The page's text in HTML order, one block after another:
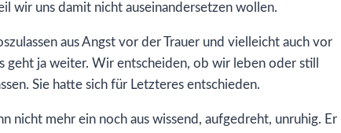
wir uns damit nicht auseinandersetzen wollen.
aus Angst vor der Trauer und vielleicht auch vor
ja weiter. Wir entscheiden, ob wir leben oder still
Sie hatte sich für Letzteres entschieden.
nicht mehr ein noch aus wissend, aufgedreht, unruhig. Er